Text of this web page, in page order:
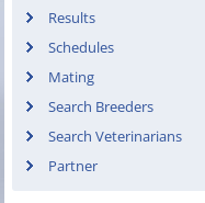
Results
Schedules
Mating
Search Breeders
Search Veterinarians
Partner